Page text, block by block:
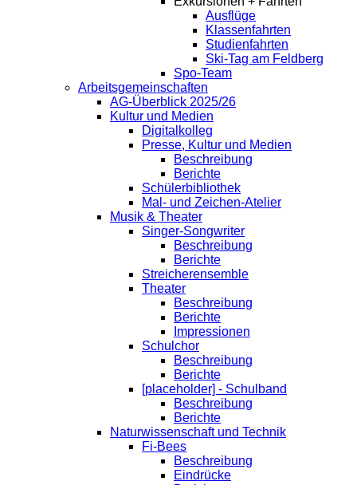
Ausflüge
Klassenfahrten
Studienfahrten
Ski-Tag am Feldberg
Spo-Team
Arbeitsgemeinschaften
AG-Überblick 2025/26
Kultur und Medien
Digitalkolleg
Presse, Kultur und Medien
Beschreibung
Berichte
Schülerbibliothek
Mal- und Zeichen-Atelier
Musik & Theater
Singer-Songwriter
Beschreibung
Berichte
Streicherensemble
Theater
Beschreibung
Berichte
Impressionen
Schulchor
Beschreibung
Berichte
[placeholder] - Schulband
Beschreibung
Berichte
Naturwissenschaft und Technik
Fi-Bees
Beschreibung
Eindrücke